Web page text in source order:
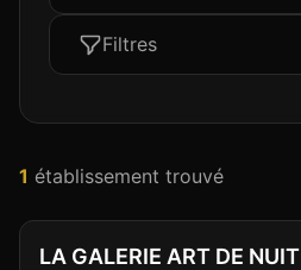
Filtres
1 établissement trouvé
LA GALERIE ART DE NUIT